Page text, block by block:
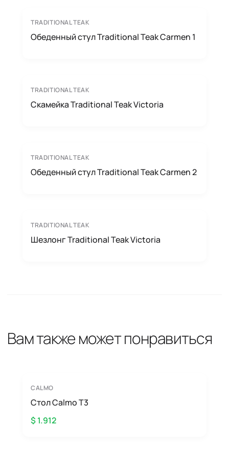
TRADITIONAL TEAK
Обеденный стул Traditional Teak Carmen 1
TRADITIONAL TEAK
Скамейка Traditional Teak Victoria
TRADITIONAL TEAK
Обеденный стул Traditional Teak Carmen 2
TRADITIONAL TEAK
Шезлонг Traditional Teak Victoria
Вам также может понравиться
CALMO
Стол Calmo T3
$ 1.912